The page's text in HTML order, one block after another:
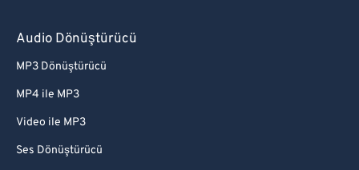
Audio Dönüştürücü
MP3 Dönüştürücü
MP4 ile MP3
Video ile MP3
Ses Dönüştürücü